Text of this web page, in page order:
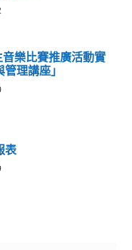
樂比賽推廣活動實
理講座」
表